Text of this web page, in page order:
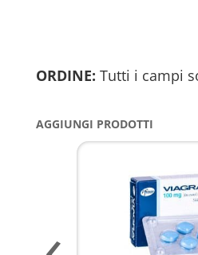
ORDINE: Tutti i campi
AGGIUNGI PRODOTTI